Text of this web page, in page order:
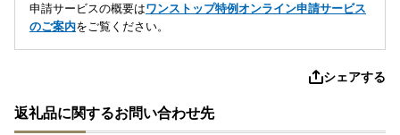
申請サービスの概要はワンストップ特例オンライン申請サービス
のご案内をご覧ください。
シェアする
返礼品に関するお問い合わせ先